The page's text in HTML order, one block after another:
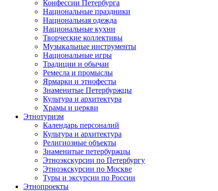
Конфессии Петербурга
Национальные праздники
Национальная одежда
Национальные кухни
Творческие коллективы
Музыкальные инструменты
Национальные игры
Традиции и обычаи
Ремесла и промыслы
Ярмарки и этнофесты
Знаменитые Петербуржцы
Культура и архитектура
Храмы и церкви
Этнотуризм
Календарь персоналий
Культура и архитектура
Религиозные объекты
Знаменитые петербуржцы
Этноэкскурсии по Петербургу
Этноэкскурсии по Москве
Туры и эксурсии по России
Этнопроекты